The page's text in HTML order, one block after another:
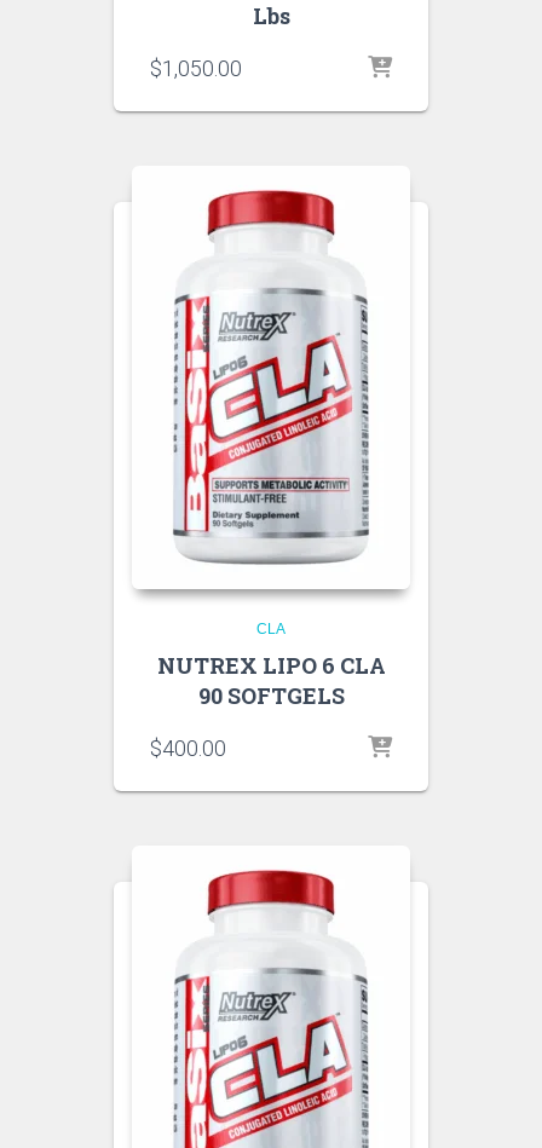
Lbs
$1,050.00
CLA
NUTREX LIPO 6 CLA
90 SOFTGELS
$400.00